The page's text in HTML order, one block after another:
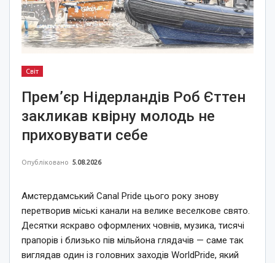
Світ
Прем’єр Нідерландів Роб Єттен
закликав квірну молодь не
приховувати себе
Опубліковано 5.08.2026
Амстердамський Canal Pride цього року знову
перетворив міські канали на велике веселкове свято.
Десятки яскраво оформлених човнів, музика, тисячі
прапорів і близько пів мільйона глядачів — саме так
виглядав один із головних заходів WorldPride, який